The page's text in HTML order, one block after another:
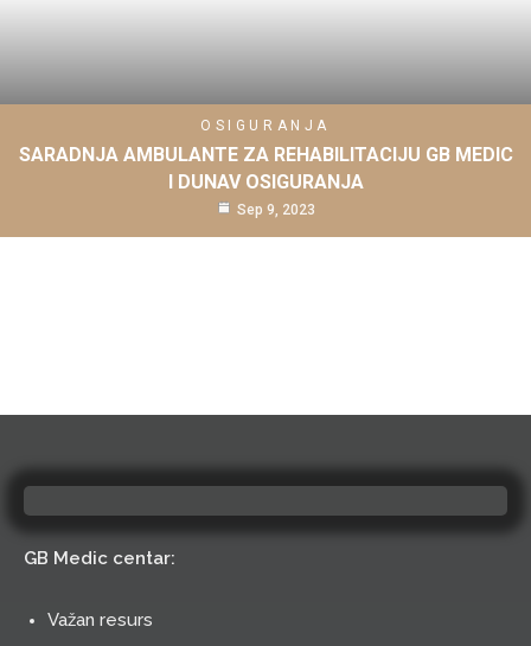
OSIGURANJA
SARADNJA AMBULANTE ZA REHABILITACIJU GB MEDIC
I DUNAV OSIGURANJA
Sep 9, 2023
GB Medic centar:
Važan resurs